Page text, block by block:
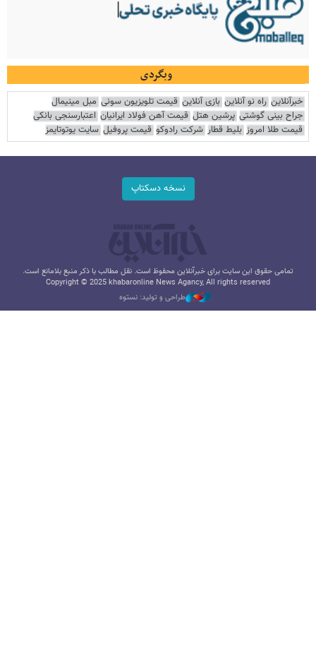
وبگردی
خبرآنلاین راه نو آنلاین بازی آنلاین قیمت تلویزیون سونی مبل مینیمال
جراح بینی گوشتی پرشین هتل قیمت آهن فولاد ایرانیان اعتبارسنجی بانکی
قیمت طلا امروز بلیط قطار شرکت رادوکو قیمت پروفیل سایت یوتوتایمز
نسخه دسکتاپ
تمامی حقوق این سایت برای خبرآنلاین محفوظ است. نقل مطالب با ذکر منبع بلامانع است.
Copyright © 2025 khabaronline News Agancy, All rights reserved
طراحی و تولید: نستوه